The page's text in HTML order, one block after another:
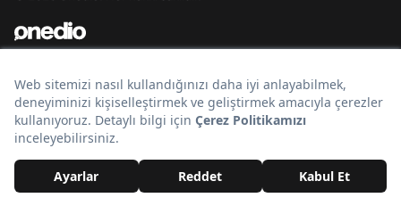
Bir markasıdır.